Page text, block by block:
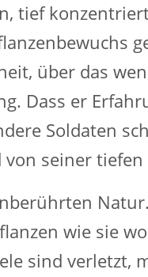
tief
über das
Dass er
Soldaten
seiner tiefen
wie sie
sind verletzt,